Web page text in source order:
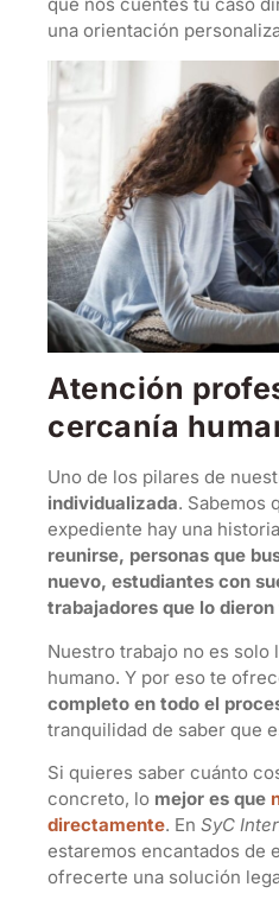
una orientación
Atención
cercanía
Uno de los pilares de
individualizada. Sabemos
expediente hay una
reunirse, personas que
nuevo, estudiantes con
trabajadores que lo
Nuestro trabajo no es solo
humano. Y por eso te
completo en todo el
tranquilidad de saber que
Si quieres saber cuánto
concreto, lo mejor es que
directamente. En SyC
estaremos encantados de
ofrecerte una solución